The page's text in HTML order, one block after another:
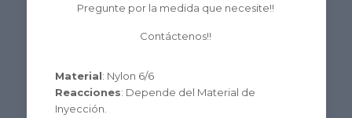
Pregunte por la medida que necesite!!
Contáctenos!!
Material: Nylon 6/6
Reacciones: Depende del Material de
Inyección.